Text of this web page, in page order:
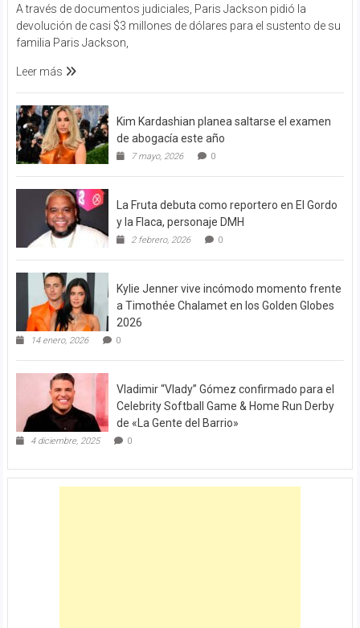
A través de documentos judiciales, Paris Jackson pidió la
devolución de casi $3 millones de dólares para el sustento de su
familia Paris Jackson,
Leer más
Kim Kardashian planea saltarse el examen
de abogacía este año
7 mayo, 2026 0
La Fruta debuta como reportero en El Gordo
y la Flaca, personaje DMH
2 febrero, 2026 0
Kylie Jenner vive incómodo momento frente
a Timothée Chalamet en los Golden Globes
2026
14 enero, 2026 0
Vladimir “Vlady” Gómez confirmado para el
Celebrity Softball Game & Home Run Derby
de «La Gente del Barrio»
4 diciembre, 2025 0